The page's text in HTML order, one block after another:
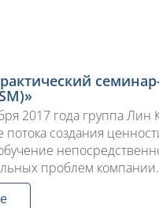
2017 года группа
создания
проблем